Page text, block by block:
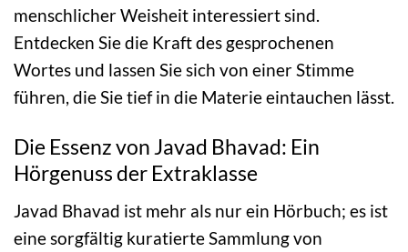
menschlicher Weisheit interessiert sind.
Entdecken Sie die Kraft des gesprochenen
Wortes und lassen Sie sich von einer Stimme
führen, die Sie tief in die Materie eintauchen lässt.
Die Essenz von Javad Bhavad: Ein
Hörgenuss der Extraklasse
Javad Bhavad ist mehr als nur ein Hörbuch; es ist
eine sorgfältig kuratierte Sammlung von